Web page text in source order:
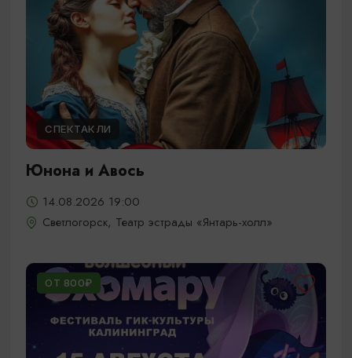
СПЕКТАКЛИ
Юнона и Авось
14.08.2026 19:00
Светлогорск, Театр эстрады «Янтарь-холл»
ОТ 800₽